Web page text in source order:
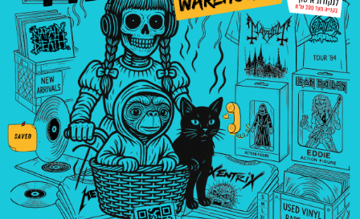
הוספה
לסל
בניין פנורמה, בן צבי 84, ת"א קומה 5, סטודיו
547